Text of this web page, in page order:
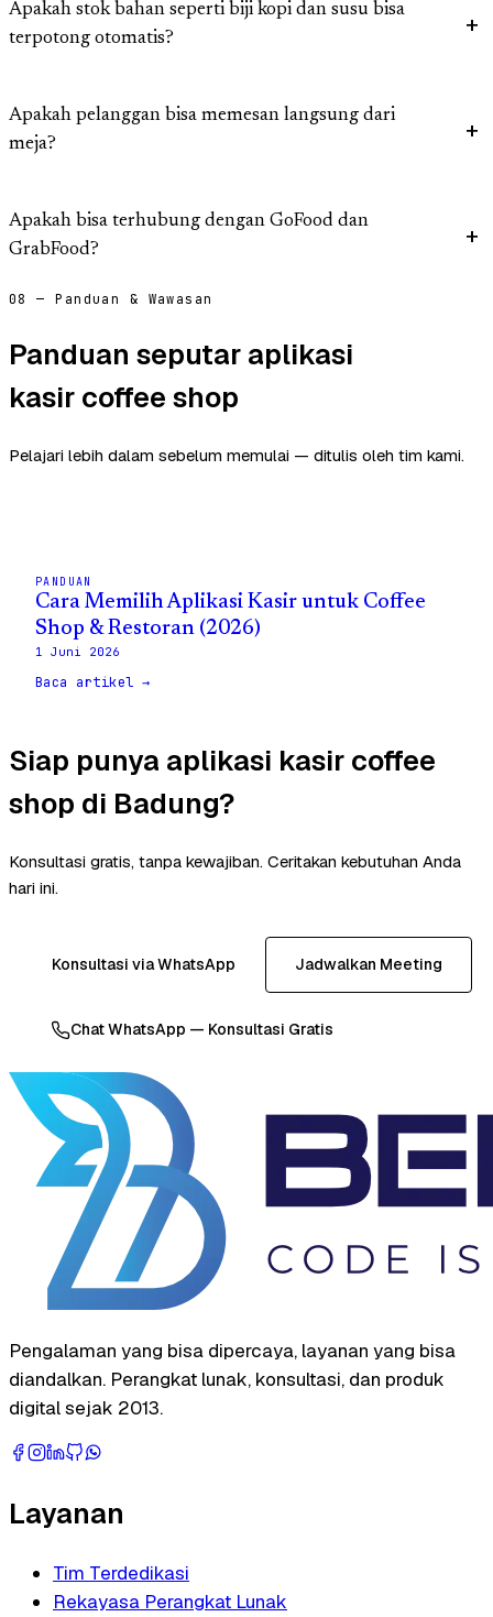
Apakah stok bahan seperti biji kopi dan susu bisa
terpotong otomatis?
Apakah pelanggan bisa memesan langsung dari
meja?
Apakah bisa terhubung dengan GoFood dan
GrabFood?
08 — Panduan & Wawasan
Panduan seputar aplikasi
kasir coffee shop
Pelajari lebih dalam sebelum memulai — ditulis oleh tim kami.
PANDUAN
Cara Memilih Aplikasi Kasir untuk Coffee
Shop & Restoran (2026)
1 Juni 2026
Baca artikel →
Siap punya aplikasi kasir coffee
shop di Badung?
Konsultasi gratis, tanpa kewajiban. Ceritakan kebutuhan Anda
hari ini.
Konsultasi via WhatsApp Jadwalkan Meeting
Chat WhatsApp — Konsultasi Gratis
Pengalaman yang bisa dipercaya, layanan yang bisa
diandalkan. Perangkat lunak, konsultasi, dan produk
digital sejak 2013.
Layanan
Tim Terdedikasi
Rekayasa Perangkat Lunak